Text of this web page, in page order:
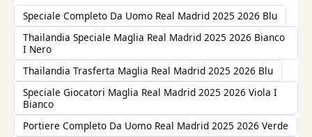
Speciale Completo Da Uomo Real Madrid 2025 2026 Blu
Thailandia Speciale Maglia Real Madrid 2025 2026 Bianco
I Nero
Thailandia Trasferta Maglia Real Madrid 2025 2026 Blu
Speciale Giocatori Maglia Real Madrid 2025 2026 Viola I
Bianco
Portiere Completo Da Uomo Real Madrid 2025 2026 Verde